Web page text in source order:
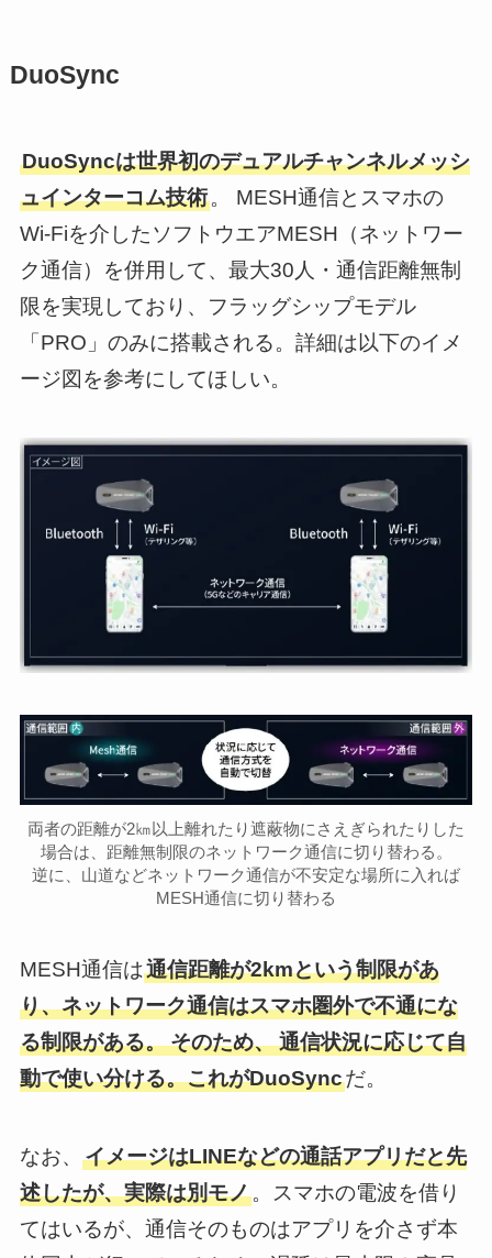
DuoSync
DuoSyncは世界初のデュアルチャンネルメッシ
ュインターコム技術。 MESH通信とスマホの
Wi-Fiを介したソフトウエアMESH（ネットワー
ク通信）を併用して、最大30人・通信距離無制
限を実現しており、フラッグシップモデル
「PRO」のみに搭載される。詳細は以下のイメ
ージ図を参考にしてほしい。
両者の距離が2㎞以上離れたり遮蔽物にさえぎられたりした
場合は、距離無制限のネットワーク通信に切り替わる。
逆に、山道などネットワーク通信が不安定な場所に入れば
MESH通信に切り替わる
MESH通信は通信距離が2kmという制限があ
り、ネットワーク通信はスマホ圏外で不通にな
る制限がある。そのため、通信状況に応じて自
動で使い分ける。これがDuoSyncだ。
なお、 イメージはLINEなどの通話アプリだと先
述したが、実際は別モノ。スマホの電波を借り
てはいるが、通信そのものはアプリを介さず本